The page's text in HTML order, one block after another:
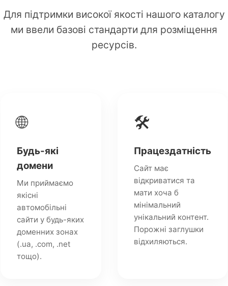
Для підтримки високої якості нашого каталогу
ми ввели базові стандарти для розміщення
ресурсів.
🌐
Будь-які
домени
Ми приймаємо
якісні
автомобільні
сайти у будь-яких
доменних зонах
(.ua, .com, .net
тощо).
🛠️
Працездатність
Сайт має
відкриватися та
мати хоча б
мінімальний
унікальний контент.
Порожні заглушки
відхиляються.